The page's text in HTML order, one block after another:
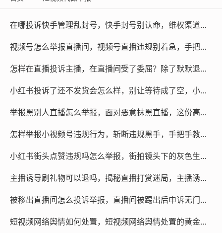
在哪投诉快手管理乱封号，快手封号别认命，维权渠道和破局方法都在这
视频号怎么举报直播间，视频号直播违规别着急，手把手教你如何有效举报
怎样在直播投诉主播，在直播间受了委屈？除了默默退出，你还可以这样掷地有声地维权
小红书投诉了还不发货会怎么样，别让等待成了空，小红书投诉后仍不发货，后果与终极应对
举报黑别人直播怎么举报，面对恶意抹黑直播，这份高效举报指南请收好
怎样举报小视频号违规行为，斩断违规黑手，手把手教你如何有效举报小视频号违规行为
小红书街头点赞违规吗怎么举报，街拍镜头下的灰色生意，起底小红书街头点赞背后的刷量陷阱与举报指南
主播诱导刷礼物可以退吗，揭秘直播打赏迷局，主播诱导刷礼物，你的钱还能追回吗？
被移出直播间怎么投诉举报，直播间被踢出后申诉无门？三招教你有效投诉举报
短视频网络舆情如何处置，短视频网络舆情处置的黄金四小时与长效治理